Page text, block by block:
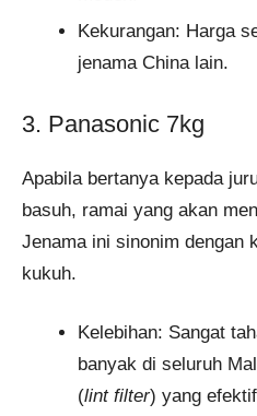
Kekurangan: Harga
jenama China lain.
3. Panasonic 7kg
Apabila bertanya kepada
basuh, ramai yang akan
Jenama ini sinonim dengan
kukuh.
Kelebihan: Sangat
banyak di seluruh
(lint filter) yang